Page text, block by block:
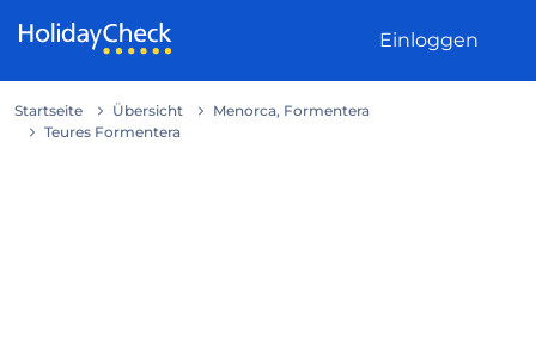
Einloggen
Startseite Übersicht
Menorca, Formentera
Teures Formentera